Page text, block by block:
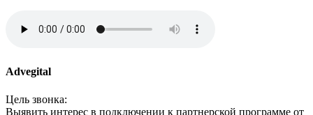
Advegital
Цель звонка:
Выявить интерес в подключении к партнерской программе от